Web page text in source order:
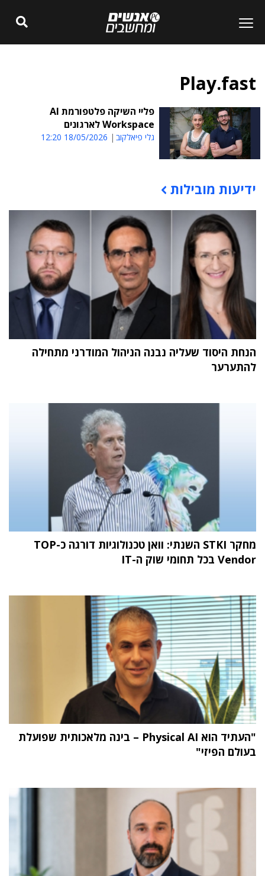
Play.fast
פליי השיקה פלטפורמת AI
Workspace לארגונים
גלי פיאלקוב 18/05/2026 12:20
תוכן פרסומי
ידיעות מובילות
הנחת היסוד שעליה נבנה הניהול המודרני מתחילה
להתערער
מחקר STKI השנתי: וואן טכנולוגיות דורגה כ-TOP
Vendor בכל תחומי שוק ה-IT
"העתיד הוא Physical AI – בינה מלאכותית שפועלת
בעולם הפיזי"